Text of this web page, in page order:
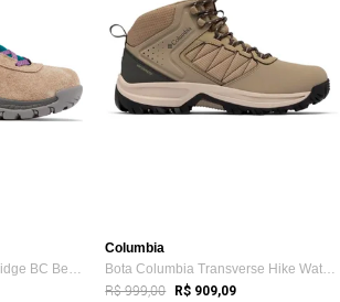
Bota Columbia Newton Ridge BC Bege Feminino
Columbia
Bota Columbia Transverse Hike Waterproof...
R$ 999,00 R$ 909,09